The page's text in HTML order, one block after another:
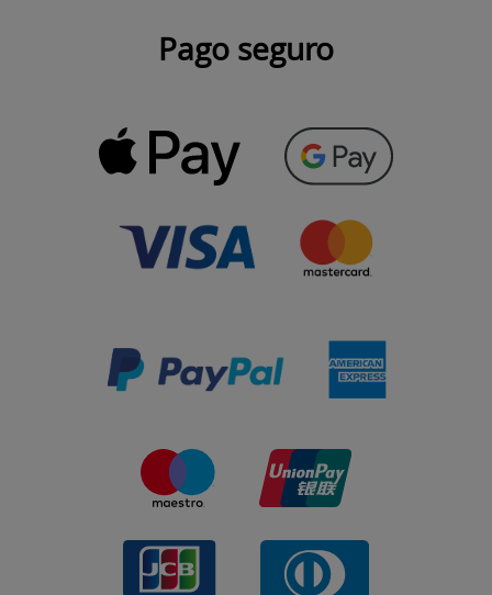
Pago seguro